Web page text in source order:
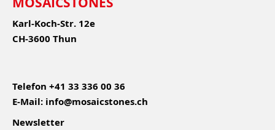
Karl-Koch-Str. 12e
CH-3600 Thun
Telefon +41 33 336 00 36
E-Mail: info@mosaicstones.ch
Newsletter